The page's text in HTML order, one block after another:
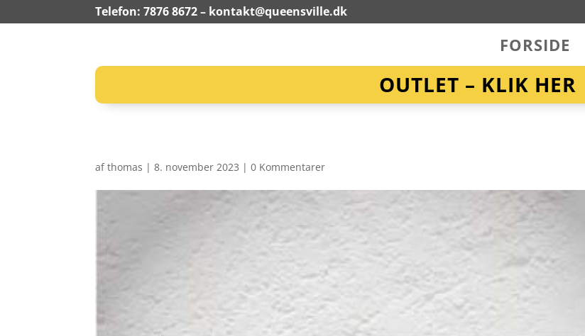
Telefon: 7876 8672 – kontakt@queensville.dk
FORSIDE
OUTLET – KLIK HER
afthomas |8. november 2023 |0 Kommentarer